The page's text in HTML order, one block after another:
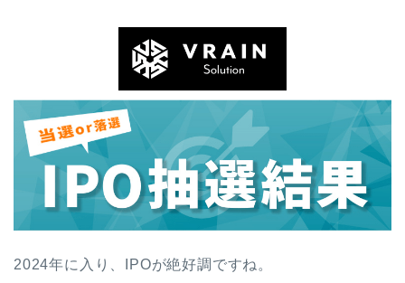
2024年に入り、IPOが絶好調ですね。